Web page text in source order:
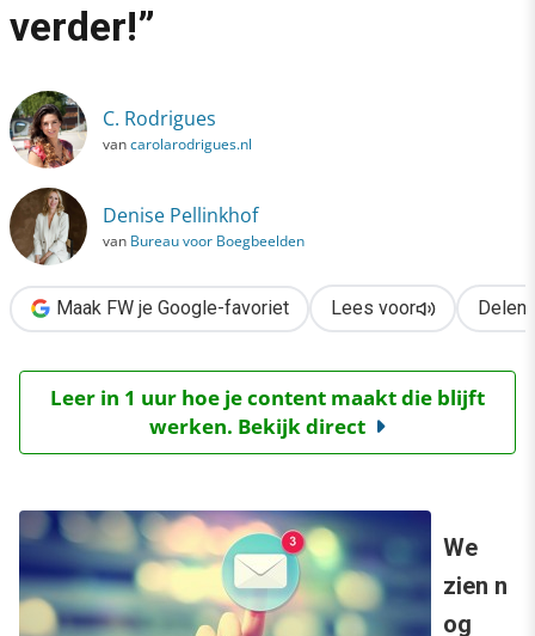
“Kwetsbaarheid is mooi. Maar tot hier en niet verder!”
verder!”
C. Rodrigues
vancarolarodrigues.nl
Denise Pellinkhof
van Bureau voor Boegbeelden
Maak FW je Google-favoriet Lees voor Delen
Leer in 1 uur hoe je content maakt die blijft
werken. Bekijk direct
We
zien n
og